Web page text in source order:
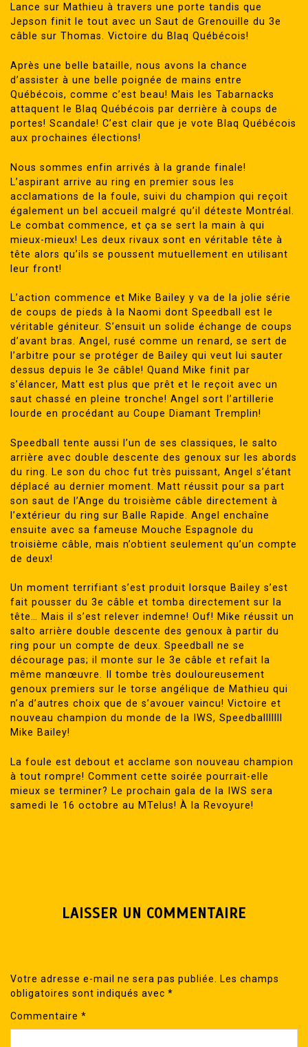
Lance sur Mathieu à travers une porte tandis que
Jepson finit le tout avec un Saut de Grenouille du 3e
câble sur Thomas. Victoire du Blaq Québécois!
Après une belle bataille, nous avons la chance
d’assister à une belle poignée de mains entre
Québécois, comme c’est beau! Mais les Tabarnacks
attaquent le Blaq Québécois par derrière à coups de
portes! Scandale! C’est clair que je vote Blaq Québécois
aux prochaines élections!
Nous sommes enfin arrivés à la grande finale!
L’aspirant arrive au ring en premier sous les
acclamations de la foule, suivi du champion qui reçoit
également un bel accueil malgré qu’il déteste Montréal.
Le combat commence, et ça se sert la main à qui
mieux-mieux! Les deux rivaux sont en véritable tête à
tête alors qu’ils se poussent mutuellement en utilisant
leur front!
L’action commence et Mike Bailey y va de la jolie série
de coups de pieds à la Naomi dont Speedball est le
véritable géniteur. S’ensuit un solide échange de coups
d’avant bras. Angel, rusé comme un renard, se sert de
l’arbitre pour se protéger de Bailey qui veut lui sauter
dessus depuis le 3e câble! Quand Mike finit par
s’élancer, Matt est plus que prêt et le reçoit avec un
saut chassé en pleine tronche! Angel sort l’artillerie
lourde en procédant au Coupe Diamant Tremplin!
Speedball tente aussi l’un de ses classiques, le salto
arrière avec double descente des genoux sur les abords
du ring. Le son du choc fut très puissant, Angel s’étant
déplacé au dernier moment. Matt réussit pour sa part
son saut de l’Ange du troisième câble directement à
l’extérieur du ring sur Balle Rapide. Angel enchaîne
ensuite avec sa fameuse Mouche Espagnole du
troisième câble, mais n’obtient seulement qu’un compte
de deux!
Un moment terrifiant s’est produit lorsque Bailey s’est
fait pousser du 3e câble et tomba directement sur la
tête… Mais il s’est relever indemne! Ouf! Mike réussit un
salto arrière double descente des genoux à partir du
ring pour un compte de deux. Speedball ne se
décourage pas; il monte sur le 3e câble et refait la
même manœuvre. Il tombe très douloureusement
genoux premiers sur le torse angélique de Mathieu qui
n’a d’autres choix que de s’avouer vaincu! Victoire et
nouveau champion du monde de la IWS, Speedballlllll
Mike Bailey!
La foule est debout et acclame son nouveau champion
à tout rompre! Comment cette soirée pourrait-elle
mieux se terminer? Le prochain gala de la IWS sera
samedi le 16 octobre au MTelus! À la Revoyure!
LAISSER UN COMMENTAIRE
Votre adresse e-mail ne sera pas publiée.
Les champs
obligatoires sont indiqués avec *
Commentaire *